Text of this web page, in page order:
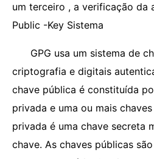
um terceiro , a verificação da
Public -Key Sistema
GPG usa um sistema de
criptografia e digitais
chave pública é constituída
privada e uma ou mais
privada é uma chave secreta
chave. As chaves públicas